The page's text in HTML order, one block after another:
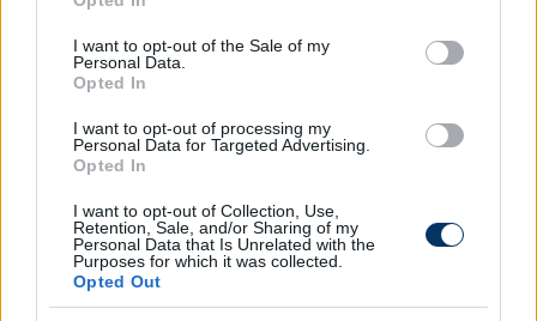
use your data for below specified purposes in below Google
consent section.
I want to opt-out of the Sale of my
Personal Data.
Opted In
I want to opt-out of processing my
Personal Data for Targeted Advertising.
Opted In
I want to opt-out of Collection, Use,
Retention, Sale, and/or Sharing of my
Personal Data that Is Unrelated with the
Purposes for which it was collected.
Opted Out
16.10: Labdarúgás, spanyol bajnokság, Real Madrid-
Alavés (ismétlés)
Barcelona (ismétlés)
20.55: Labdarúgás, spanyol bajnokság, Alavés-
23.05: Labdarúgás, spanyol bajnokság, Real Madrid-
Alavés (ismétlés)
Match 4